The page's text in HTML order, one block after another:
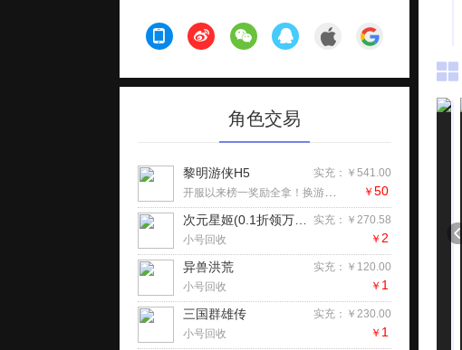
角色交易
实充：￥541.00
黎明游侠H5
￥ 50
实充：￥270.58
次元星姬(0.1折领万抽送12星)手游
小号回收 ￥ 2
实充：￥120.00
异兽洪荒
小号回收 ￥ 1
实充：￥230.00
三国群雄传
小号回收 ￥ 1